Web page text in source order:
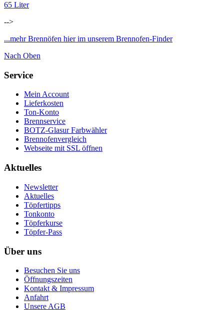
65 Liter
-->
...mehr Brennöfen hier im unserem Brennofen-Finder
Nach Oben
Service
Mein Account
Lieferkosten
Ton-Konto
Brennservice
BOTZ-Glasur Farbwähler
Brennofenvergleich
Webseite mit SSL öffnen
Aktuelles
Newsletter
Aktuelles
Töpfertipps
Tonkonto
Töpferkurse
Töpfer-Pass
Über uns
Besuchen Sie uns
Öffnungszeiten
Kontakt & Impressum
Anfahrt
Unsere AGB